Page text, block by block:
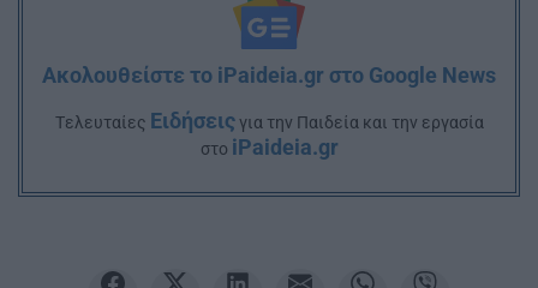
Ακολουθείστε το iPaideia.gr στο Google News
Tελευταίες Ειδήσειςγια την Παιδεία και την εργασία
στο iPaideia.gr